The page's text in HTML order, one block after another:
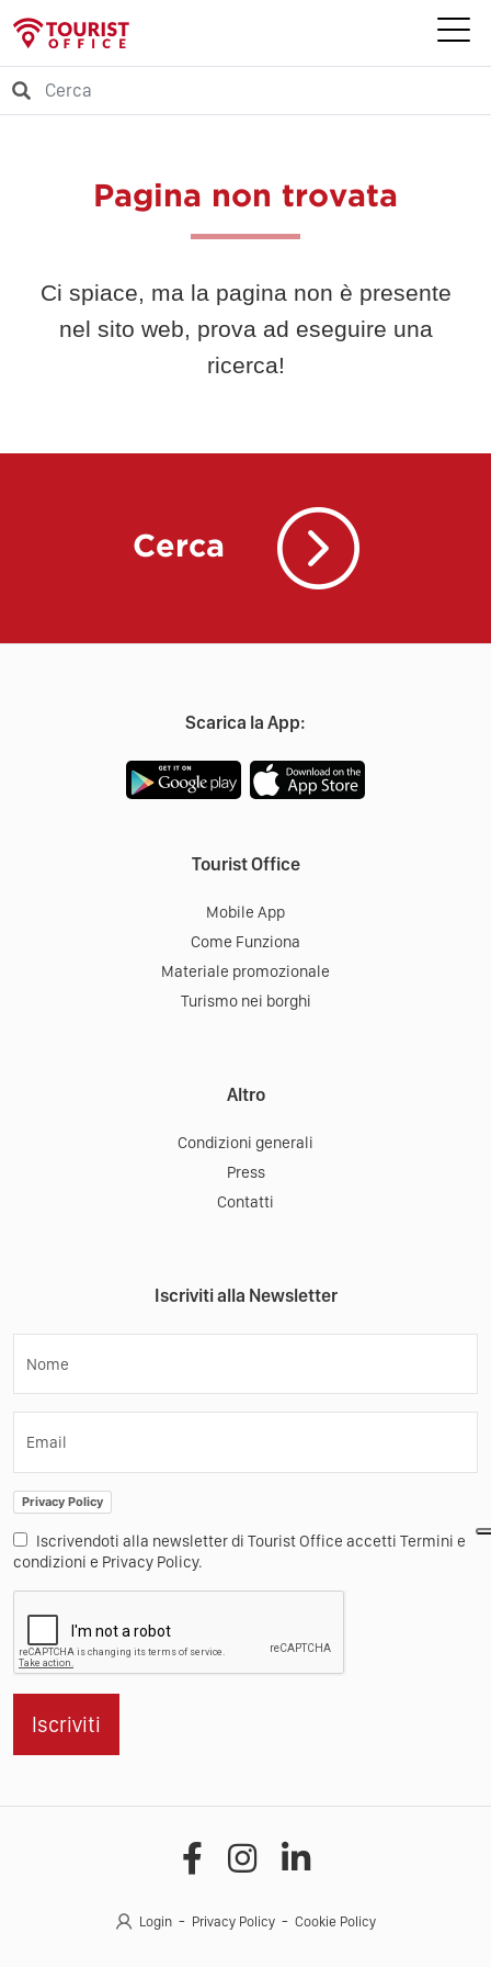
Pagina non trovata
Ci spiace, ma la pagina non è presente
nel sito web, prova ad eseguire una
ricerca!
Cerca
Scarica la App:
Tourist Office
Mobile App
Come Funziona
Materiale promozionale
Turismo nei borghi
Altro
Condizioni generali
Press
Contatti
Iscriviti alla Newsletter
Nome
Email
Privacy Policy
Iscrivendoti alla newsletter di Tourist Office accetti Termini e
condizioni e Privacy Policy.
Iscriviti
Login Privacy Policy Cookie Policy